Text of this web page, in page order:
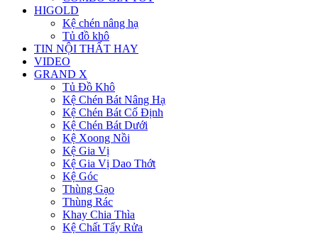
HIGOLD
Kệ chén nâng hạ
Tủ đồ khô
TIN NỘI THẤT HAY
VIDEO
GRAND X
Tủ Đồ Khô
Kệ Chén Bát Nâng Hạ
Kệ Chén Bát Cố Định
Kệ Chén Bát Dưới
Kệ Xoong Nồi
Kệ Gia Vị
Kệ Gia Vị Dao Thớt
Kệ Góc
Thùng Gạo
Thùng Rác
Khay Chia Thìa
Kệ Chất Tẩy Rửa